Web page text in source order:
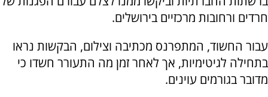
חרדים ורחובות מרכזיים בירושלים.
עבור החשוד, המתפרנס מכתיבה וצילום, הבקשות נראו
בתחילה לגיטימיות, אך לאחר זמן מה התעורר חשדו כי
מדובר בגורמים עוינים.